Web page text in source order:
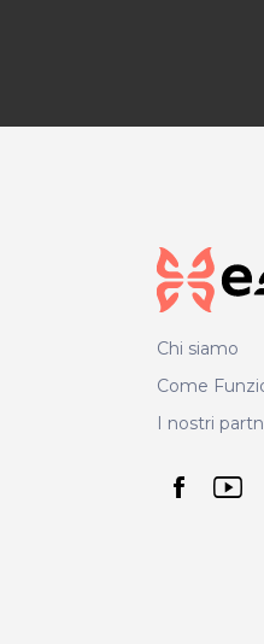
Chi siamo
Come
I nostri